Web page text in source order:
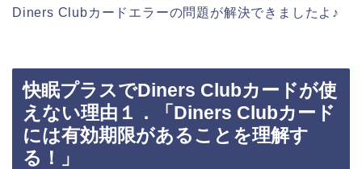
Diners Clubカードエラーの問題が解決できましたよ♪
快眠プラスでDiners Clubカードが使
えない理由１．「Diners Clubカード
には有効期限があることを理解す
る！」